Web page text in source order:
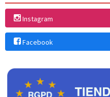
Instagram
Facebook